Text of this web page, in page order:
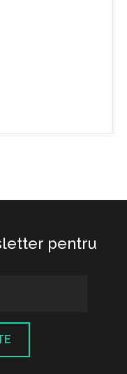
pentru